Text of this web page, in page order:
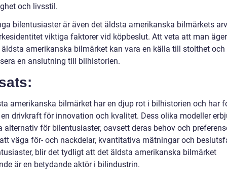
och livsstil.
bilentusiaster är även det äldsta amerikanska bilmärkets
viktiga faktorer vid köpbeslut. Att veta att man
amerikanska bilmärket kan vara en källa till stolthet och
en anslutning till bilhistorien.
amerikanska bilmärket har en djup rot i bilhistorien och har
drivkraft för innovation och kvalitet. Dess olika modeller
alternativ för bilentusiaster, oavsett deras behov och
väga för- och nackdelar, kvantitativa mätningar och
blir det tydligt att det äldsta amerikanska bilmärket
är en betydande aktör i bilindustrin.